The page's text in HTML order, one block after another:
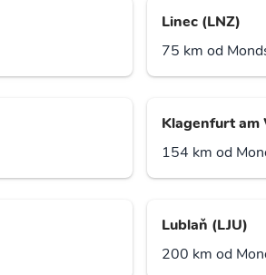
Linec (LNZ)
75 km od
Klagenfurt am
154 km od
Lublaň (LJU)
200 km od